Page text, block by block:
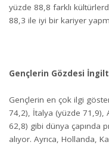
yüzde 88,8 farklı
88,3 ile iyi bir kariyer
Gençlerin Gözdesi
Gençlerin en çok ilgi
74,2), İtalya (yüzde 71,9),
62,8) gibi dünya çapında
alıyor. Ayrıca, Hollanda,